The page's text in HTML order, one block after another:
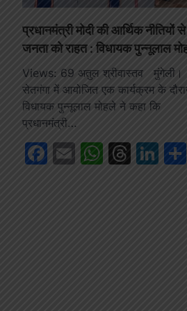
प्रधानमंत्री मोदी की आर्थिक नीतियों
जनता को राहत : विधायक पुन्नूलाल
Views: 69 अतुल श्रीवास्तव मुंगेली।
सेतगंगा में आयोजित एक कार्यक्रम के
विधायक पुन्नूलाल मोहले ने कहा कि
प्रधानमंत्री…
Facebook
Email